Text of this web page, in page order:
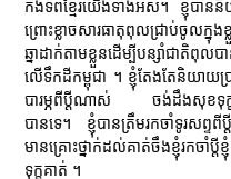
កងទ័ពខ្មែរយើងទាំងអស់។ ខ្ញុំបាន
ព្រោះខ្លាចសារធាតុពុលជ្រាប់ចូលក្នុ
ឆ្នាដាក់តាមខ្លួនដើម្បីបន្សាំជាតិពុ
លើទឹកដីកម្ពុជា ។ ខ្ញុំតែងតែនិយាយប្រ
បារម្ភពីប្ដីណាស់ ចង់ដឹងសុខទុក្ខ
បានទេ។ ខ្ញុំបានត្រឹមរកចាំទូរសព្
មានគ្រោះថ្នាក់ដល់គាត់ចឹងខ្ញុំរកចាំ
ទុក្ខគាត់ ។